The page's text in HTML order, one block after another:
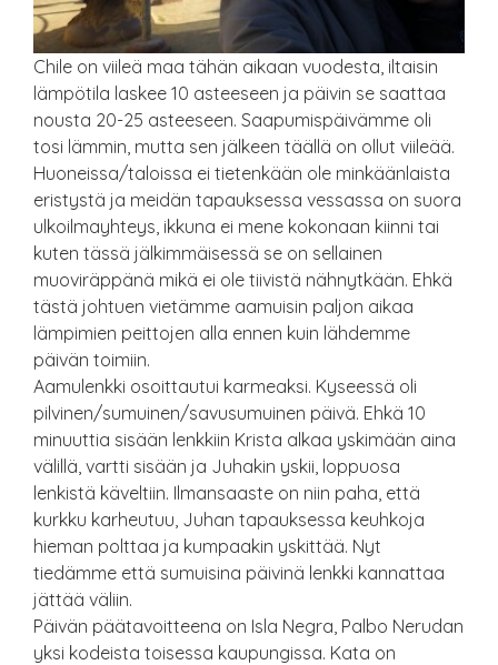
Chile on viileä maa tähän aikaan vuodesta, iltaisin
lämpötila laskee 10 asteeseen ja päivin se saattaa
nousta 20-25 asteeseen. Saapumispäivämme oli
tosi lämmin, mutta sen jälkeen täällä on ollut viileää.
Huoneissa/taloissa ei tietenkään ole minkäänlaista
eristystä ja meidän tapauksessa vessassa on suora
ulkoilmayhteys, ikkuna ei mene kokonaan kiinni tai
kuten tässä jälkimmäisessä se on sellainen
muoviräppänä mikä ei ole tiivistä nähnytkään. Ehkä
tästä johtuen vietämme aamuisin paljon aikaa
lämpimien peittojen alla ennen kuin lähdemme
päivän toimiin.
Aamulenkki osoittautui karmeaksi. Kyseessä oli
pilvinen/sumuinen/savusumuinen päivä. Ehkä 10
minuuttia sisään lenkkiin Krista alkaa yskimään aina
välillä, vartti sisään ja Juhakin yskii, loppuosa
lenkistä käveltiin. Ilmansaaste on niin paha, että
kurkku karheutuu, Juhan tapauksessa keuhkoja
hieman polttaa ja kumpaakin yskittää. Nyt
tiedämme että sumuisina päivinä lenkki kannattaa
jättää väliin.
Päivän päätavoitteena on Isla Negra, Palbo Nerudan
yksi kodeista toisessa kaupungissa. Kata on